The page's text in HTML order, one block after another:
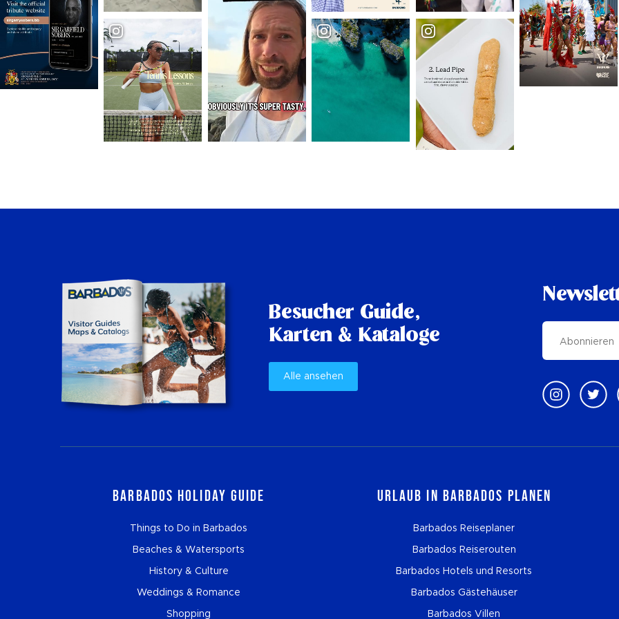
Besucher Guide,
Karten & Kataloge
Alle ansehen
Barbados Holiday Guide
Things to Do in Barbados
Beaches & Watersports
History & Culture
Weddings & Romance
Shopping
Urlaub in Barbados planen
Barbados Reiseplaner
Barbados Reiserouten
Barbados Hotels und Resorts
Barbados Gästehäuser
Barbados Villen